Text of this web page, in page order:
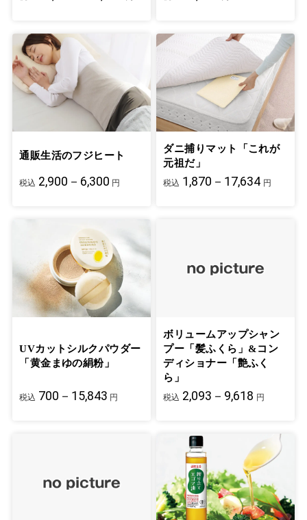
通販生活のフジヒート
税込 2,900－6,300 円
ダニ捕りマット「これが
元祖だ」
税込 1,870－17,634 円
UVカットシルクパウダー
「黄金まゆの絹粉」
税込 700－15,843 円
ボリュームアップシャン
プー「髪ふくら」&コン
ディショナー「艶ふく
ら」
税込 2,093－9,618 円